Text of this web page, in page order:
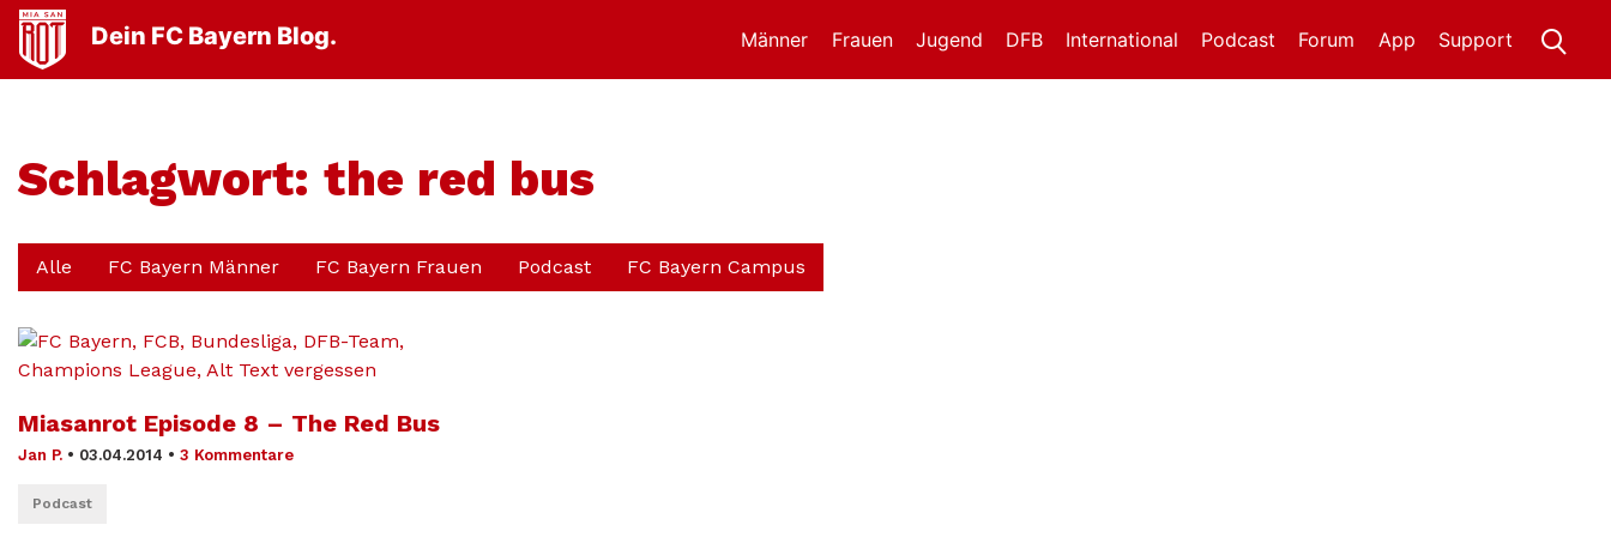
Dein FC Bayern Blog. Männer Frauen Jugend DFB International Support
App
Forum
Podcast
Schlagwort: the red bus
Alle FC Bayern Männer FC Bayern Frauen Podcast FC Bayern Campus
Miasanrot Episode 8 – The Red Bus
Jan P. • 03.04.2014 • 3 Kommentare
Podcast